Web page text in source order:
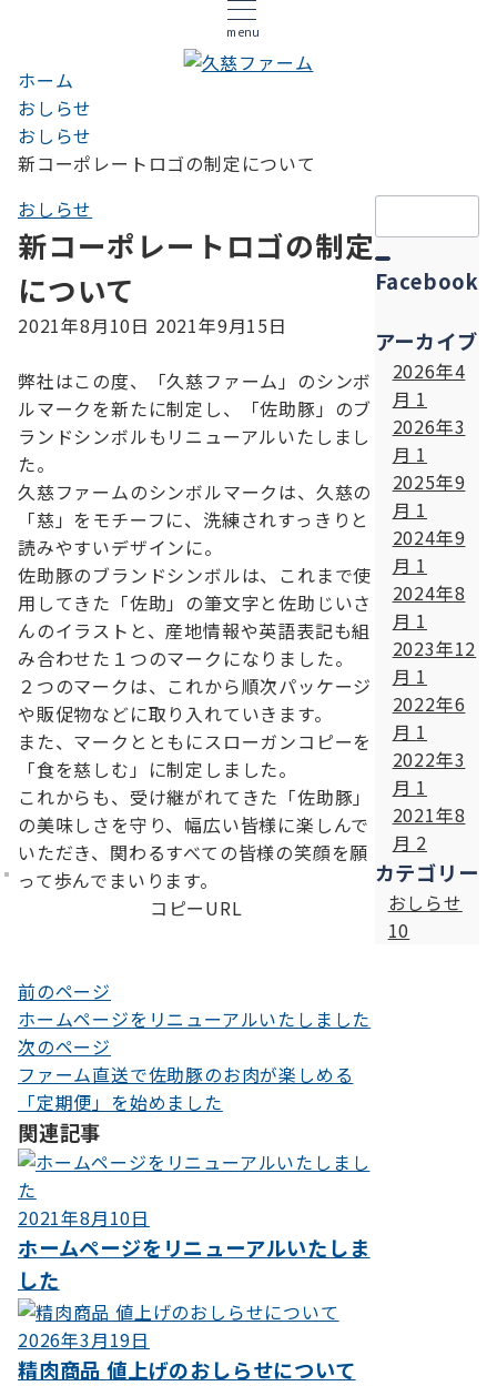
menu
ホーム
おしらせ
おしらせ
新コーポレートロゴの制定について
おしらせ
新コーポレートロゴの制定
について
2021年8月10日 2021年9月15日
弊社はこの度、「久慈ファーム」のシンボ
ルマークを新たに制定し、「佐助豚」のブ
ランドシンボルもリニューアルいたしまし
た。
久慈ファームのシンボルマークは、久慈の
「慈」をモチーフに、洗練されすっきりと
読みやすいデザインに。
佐助豚のブランドシンボルは、これまで使
用してきた「佐助」の筆文字と佐助じいさ
んのイラストと、産地情報や英語表記も組
み合わせた１つのマークになりました。
２つのマークは、これから順次パッケージ
や販促物などに取り入れていきます。
また、マークとともにスローガンコピーを
「食を慈しむ」に制定しました。
これからも、受け継がれてきた「佐助豚」
の美味しさを守り、幅広い皆様に楽しんで
いただき、関わるすべての皆様の笑顔を願
って歩んでまいります。
コピーURL
投
稿
ナ
ビ
ゲ
ー
シ
ョ
ン
前のページ
ホームページをリニューアルいたしました
次のページ
ファーム直送で佐助豚のお肉が楽しめる
「定期便」を始めました
関連記事
2021年8月10日
ホームページをリニューアルいたしま
した
2026年3月19日
精肉商品 値上げのおしらせについて
索：
Facebook
アーカイブ
2026年4
月 1
2026年3
月 1
2025年9
月 1
2024年9
月 1
2024年8
月 1
2023年12
月 1
2022年6
月 1
2022年3
月 1
2021年8
月 2
カテゴリー
おしらせ
10